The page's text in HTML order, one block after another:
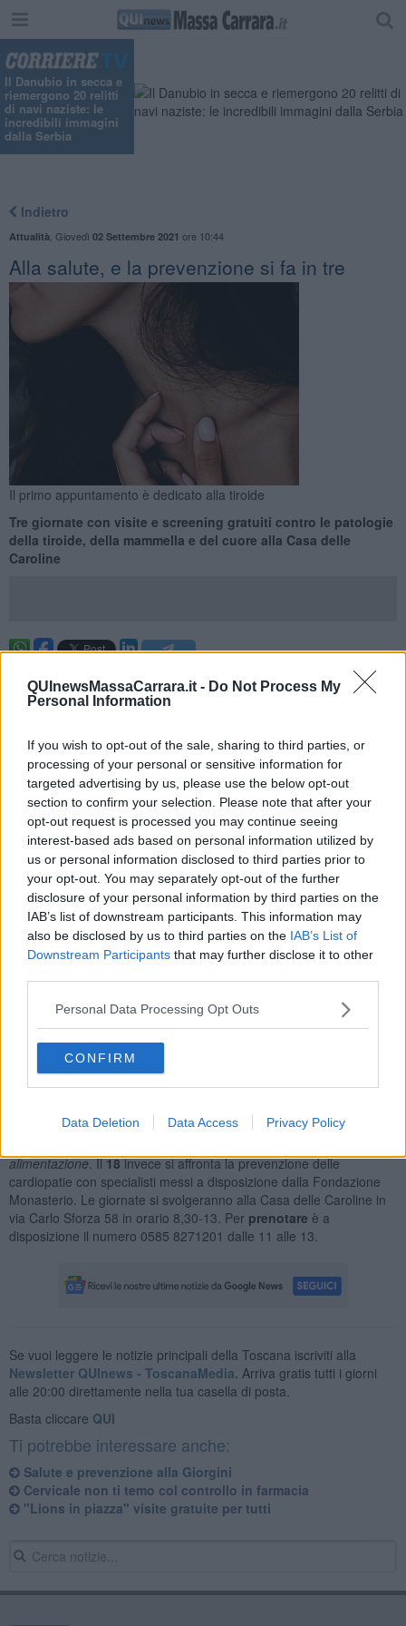
QUInewsMassaCarrara.it - Do Not Process My
Personal Information
If you wish to opt-out of the sale, sharing to third parties, or
processing of your personal or sensitive information for
targeted advertising by us, please use the below opt-out
section to confirm your selection. Please note that after your
opt-out request is processed you may continue seeing
interest-based ads based on personal information utilized by
us or personal information disclosed to third parties prior to
your opt-out. You may separately opt-out of the further
disclosure of your personal information by third parties on the
IAB’s list of downstream participants. This information may
also be disclosed by us to third parties on the IAB’s List of
Downstream Participants that may further disclose it to other
Personal Data Processing Opt Outs
CONFIRM
Data Deletion Data Access Privacy Policy
Il Danubio in secca e
riemergono 20 relitti
di navi naziste: le
incredibili immagini
dalla Serbia
Indietro
Attualità Giovedì 02 Settembre 2021 ore 10:44
Alla salute, e la prevenzione si fa in tre
Il primo appuntamento è dedicato alla tiroide
Tre giornate con visite e screening gratuiti contro le patologie
della tiroide, della mammella e del cuore alla Casa delle
Caroline
nel motto delle tre giornate a
porte aperte tutte dedicate alla salute il 4, l'11 e il 18 Settembre con
visite e screening gratuiti alla
alimentazione e al cuore con medici e specialisti.
"La salute passa sempre prima dalla prevenzione", afferma il
sindacoGianni Lorenzetti. "Sensibilizzare, questo è l'obiettivo
dell'iniziativa – continua – perché il primo passo per evitare,
arginare e combattere l'insorgenza di malattia e patologie è saperle
riconoscere in tempo".
"Educare alla salute è fondamentale – spiega l'assessoreGiorgia
Podestà– per questo cerchiamo di diffondere il più possibile la
cultura della prevenzione, il percorso per avere cura di se stessi
inizia proprio da qui".
Le tre giornate sono realizzate grazie alla collaborazione del
Comune di Montignoso e l'associazione Diversamente Splendidi,
Fondazione Monasterio e l'Ordine Professioni Infermieristiche di
Massa Carrara. "Inizieremo il prossimo
11 Settembretocca poi al senologo Luca Baldetti e alla biologa
alimentazione. Il18invece si affronta la prevenzione delle
cardiopatie con specialisti messi a disposizione dalla Fondazione
Monasterio. Le giornate si svolgeranno alla Casa delle Caroline in
via Carlo Sforza 58 in orario 8,30-13. Per prenotare è a
disposizione il numero 0585 8271201 dalle 11 alle 13.
Se vuoi leggere le notizie principali della Toscana iscriviti alla
Newsletter QUInews - ToscanaMedia. Arriva gratis tutti i giorni
alle 20:00 direttamente nella tua casella di posta.
Basta cliccare QUI
Ti potrebbe interessare anche:
​Salute e prevenzione alla Giorgini
Cervicale non ti temo col controllo in farmacia
​"Lions in piazza" visite gratuite per tutti